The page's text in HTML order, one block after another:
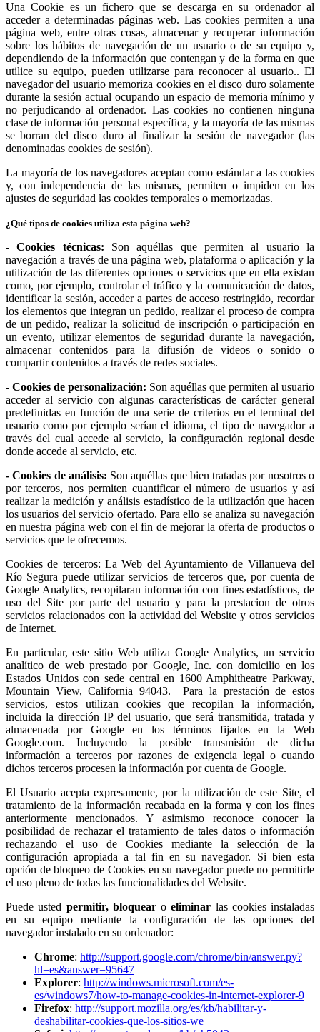
Una Cookie es un fichero que se descarga en su ordenador al
acceder a determinadas páginas web. Las cookies permiten a una
página web, entre otras cosas, almacenar y recuperar información
sobre los hábitos de navegación de un usuario o de su equipo y,
dependiendo de la información que contengan y de la forma en que
utilice su equipo, pueden utilizarse para reconocer al usuario.. El
navegador del usuario memoriza cookies en el disco duro solamente
durante la sesión actual ocupando un espacio de memoria mínimo y
no perjudicando al ordenador. Las cookies no contienen ninguna
clase de información personal específica, y la mayoría de las mismas
se borran del disco duro al finalizar la sesión de navegador (las
denominadas cookies de sesión).
La mayoría de los navegadores aceptan como estándar a las cookies
y, con independencia de las mismas, permiten o impiden en los
ajustes de seguridad las cookies temporales o memorizadas.
¿Qué tipos de cookies utiliza esta página web?
- Cookies técnicas: Son aquéllas que permiten al usuario la
navegación a través de una página web, plataforma o aplicación y la
utilización de las diferentes opciones o servicios que en ella existan
como, por ejemplo, controlar el tráfico y la comunicación de datos,
identificar la sesión, acceder a partes de acceso restringido, recordar
los elementos que integran un pedido, realizar el proceso de compra
de un pedido, realizar la solicitud de inscripción o participación en
un evento, utilizar elementos de seguridad durante la navegación,
almacenar contenidos para la difusión de videos o sonido o
compartir contenidos a través de redes sociales.
- Cookies de personalización: Son aquéllas que permiten al usuario
acceder al servicio con algunas características de carácter general
predefinidas en función de una serie de criterios en el terminal del
usuario como por ejemplo serían el idioma, el tipo de navegador a
través del cual accede al servicio, la configuración regional desde
donde accede al servicio, etc.
- Cookies de análisis: Son aquéllas que bien tratadas por nosotros o
por terceros, nos permiten cuantificar el número de usuarios y así
realizar la medición y análisis estadístico de la utilización que hacen
los usuarios del servicio ofertado. Para ello se analiza su navegación
en nuestra página web con el fin de mejorar la oferta de productos o
servicios que le ofrecemos.
Cookies de terceros: La Web del Ayuntamiento de Villanueva del
Río Segura puede utilizar servicios de terceros que, por cuenta de
Google Analytics, recopilaran información con fines estadísticos, de
uso del Site por parte del usuario y para la prestacion de otros
servicios relacionados con la actividad del Website y otros servicios
de Internet.
En particular, este sitio Web utiliza Google Analytics, un servicio
analítico de web prestado por Google, Inc. con domicilio en los
Estados Unidos con sede central en 1600 Amphitheatre Parkway,
Mountain View, California 94043. Para la prestación de estos
servicios, estos utilizan cookies que recopilan la información,
incluida la dirección IP del usuario, que será transmitida, tratada y
almacenada por Google en los términos fijados en la Web
Google.com. Incluyendo la posible transmisión de dicha
información a terceros por razones de exigencia legal o cuando
dichos terceros procesen la información por cuenta de Google.
El Usuario acepta expresamente, por la utilización de este Site, el
tratamiento de la información recabada en la forma y con los fines
anteriormente mencionados. Y asimismo reconoce conocer la
posibilidad de rechazar el tratamiento de tales datos o información
rechazando el uso de Cookies mediante la selección de la
configuración apropiada a tal fin en su navegador. Si bien esta
opción de bloqueo de Cookies en su navegador puede no permitirle
el uso pleno de todas las funcionalidades del Website.
Puede usted permitir, bloquearoeliminar las cookies instaladas
en su equipo mediante la configuración de las opciones del
navegador instalado en su ordenador:
Chrome: http://support.google.com/chrome/bin/answer.py?
hl=es&answer=95647
Explorer: http://windows.microsoft.com/es-
es/windows7/how-to-manage-cookies-in-internet-explorer-9
Firefox: http://support.mozilla.org/es/kb/habilitar-y-
deshabilitar-cookies-que-los-sitios-we